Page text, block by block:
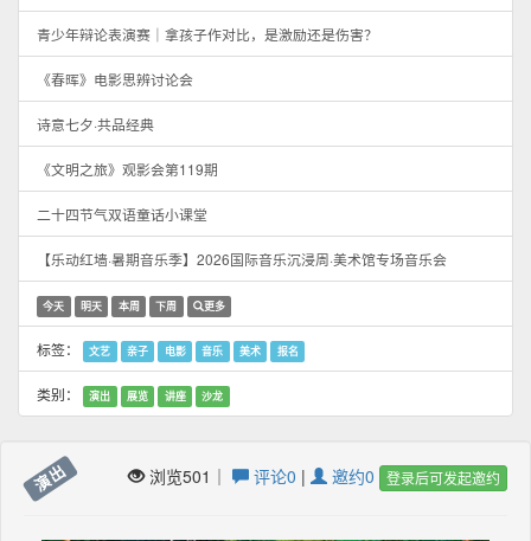
青少年辩论表演赛｜拿孩子作对比，是激励还是伤害？
《春晖》电影思辨讨论会
诗意七夕·共品经典
《文明之旅》观影会第119期
二十四节气双语童话小课堂
【乐动红墙·暑期音乐季】2026国际音乐沉浸周·美术馆专场音乐会
今天 明天 本周 下周 更多
标签： 文艺 亲子 电影 音乐 美术 报名
类别： 演出 展览 讲座 沙龙
演出 浏览501｜ 评论0 | 邀约0 登录后可发起邀约